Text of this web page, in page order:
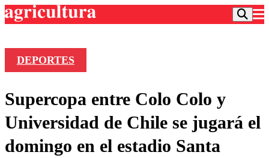
Frecuencias
Agricultura TV
Deportes
Colo Colo
Entretención
DEPORTES
Supercopa entre Colo Colo y
Universidad de Chile se jugará el
domingo en el estadio Santa